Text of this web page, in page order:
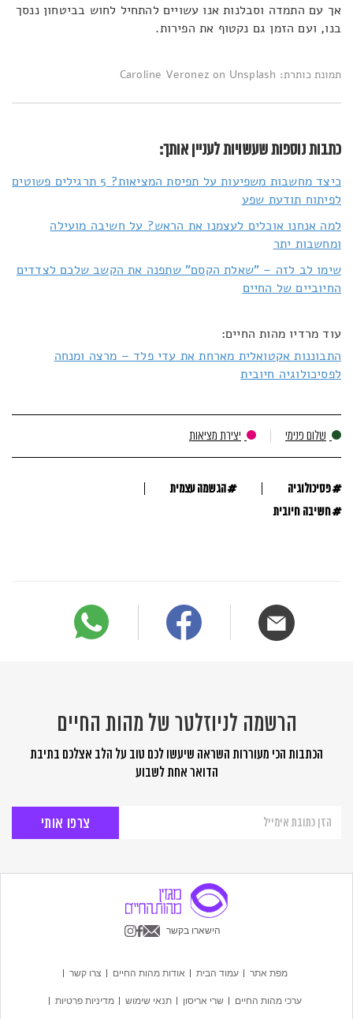
אך עם התמדה וסבלנות אנו עשויים להתחיל לחוש בביטחון ננסך
בנו, ועם הזמן גם נקטוף את הפירות.
תמונת כותרת: Caroline Veronez on Unsplash
כתבות נוספות שעשויות לעניין אותך:
כיצד מחשבות משפיעות על תפיסת המציאות? 5 תרגילים פשוטים
לפיתוח תודעת שפע
למה אנחנו אוכלים לעצמנו את הראש? על חשיבה מועילה
ומחשבות יתר
שימו לב לזה – "שאלת הקסם" שתפנה את הקשב שלכם לצדדים
החיוביים של החיים
עוד מרדיו מהות החיים:
התבוננות אקטואלית מארחת את עדי פלד – מרצה ומנחה
לפסיכולוגיה חיובית
שלום פנימי יצירת מציאות
#פסיכולוגיה #הגשמה עצמית
#חשיבה חיובית
הרשמה לניוזלטר של מהות החיים
הכתבות הכי מעוררות השראה שיעשו לכם טוב על הלב אצלכם בתיבת
הדואר אחת לשבוע
לניוזלטר
החיים
הישארו בקשר
מפת אתר עמוד הבית אודות מהות החיים צרו קשר
ערכי מהות החיים שרי אריסון תנאי שימוש מדיניות פרטיות